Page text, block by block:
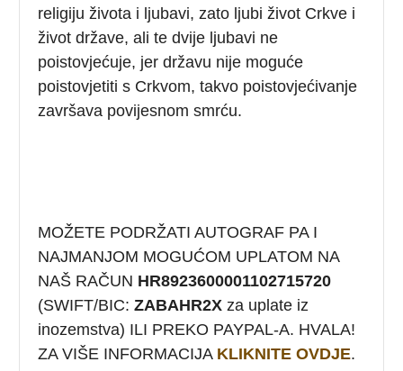
religiju života i ljubavi, zato ljubi život Crkve i
život države, ali te dvije ljubavi ne
poistovjećuje, jer državu nije moguće
poistovjetiti s Crkvom, takvo poistovjećivanje
završava povijesnom smrću.
MOŽETE PODRŽATI AUTOGRAF PA I
NAJMANJOM MOGUĆOM UPLATOM NA
NAŠ RAČUN HR8923600001102715720
(SWIFT/BIC: ZABAHR2X za uplate iz
inozemstva) ILI PREKO PAYPAL-A. HVALA!
ZA VIŠE INFORMACIJA KLIKNITE OVDJE.